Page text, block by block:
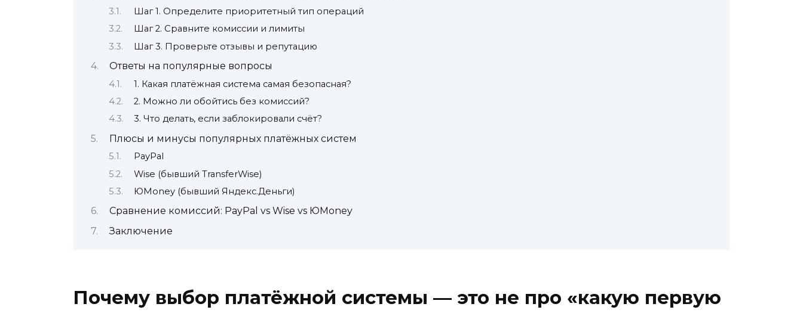
Шаг 1. Определите приоритетный тип операций
Шаг 2. Сравните комиссии и лимиты
Шаг 3. Проверьте отзывы и репутацию
Ответы на популярные вопросы
1. Какая платёжная система самая безопасная?
2. Можно ли обойтись без комиссий?
3. Что делать, если заблокировали счёт?
Плюсы и минусы популярных платёжных систем
PayPal
Wise (бывший TransferWise)
ЮMoney (бывший Яндекс.Деньги)
Сравнение комиссий: PayPal vs Wise vs ЮMoney
Заключение
Почему выбор платёжной системы — это не про «какую первую